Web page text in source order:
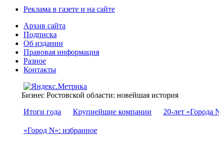
Реклама в газете и на сайте
Архив сайта
Подписка
Об издании
Правовая информация
Разное
Контакты
Бизнес Ростовской области: новейшая история
Итоги года
Крупнейшие компании 20-лет «Города
«Город N»: избранное